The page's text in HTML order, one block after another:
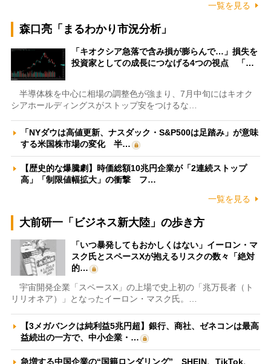
一覧を見る
森口亮「まるわかり市況分析」
「キオクシア急落で含み損が膨らんで…」損失を
投資家としての成長につなげる4つの視点 「…
半導体株を中心に相場の調整色が強まり、7月中旬にはキオク
シアホールディングスがストップ安をつけるな…
「NYダウは高値更新、ナスダック・S&P500は足踏み」が意味
する米国株市場の変化 半…
【歴史的な爆騰劇】時価総額10兆円企業が「2連続ストップ
高」「制限値幅拡大」の衝撃 フ…
一覧を見る
大前研一「ビジネス新大陸」の歩き方
「いつ暴発してもおかしくはない」イーロン・マ
スク氏とスペースXが抱えるリスクの数々「絶対
的…
宇宙開発企業「スペースX」の上場で史上初の「兆万長者（ト
リリオネア）」となったイーロン・マスク氏。…
【3メガバンクは純利益5兆円超】銀行、商社、ゼネコンは最高
益続出の一方で、中小企業・…
急増する中国企業の“国籍ロンダリング” SHEIN、TikTok、